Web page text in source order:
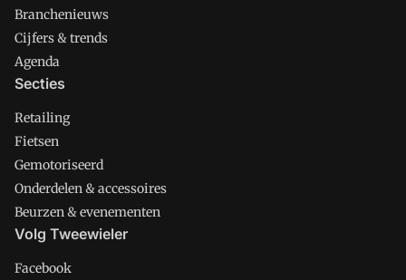
Branchenieuws
Cijfers & trends
Agenda
Secties
Retailing
Fietsen
Gemotoriseerd
Onderdelen & accessoires
Beurzen & evenementen
Volg Tweewieler
Facebook